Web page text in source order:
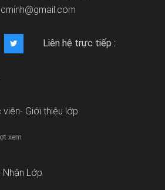
Liên hệ trực tiếp :
viên- Giới thiệu lớp
xem
Nhận Lớp